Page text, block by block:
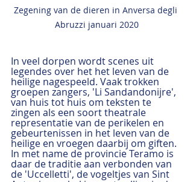
Zegening van de dieren in Anversa degli
Abruzzi januari 2020
In veel dorpen wordt scenes uit
legendes over het het leven van de
heilige nagespeeld. Vaak trokken
groepen zangers, 'Li Sandandonijre',
van huis tot huis om teksten te
zingen als een soort theatrale
representatie van de perikelen en
gebeurtenissen in het leven van de
heilige en vroegen daarbij om giften.
In met name de provincie Teramo is
daar de traditie aan verbonden van
de 'Uccelletti', de vogeltjes van Sint